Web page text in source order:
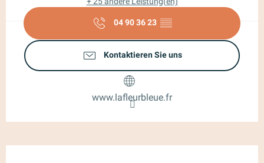
04 90 36 23 ▒▒
Kontaktieren Sie uns
www.lafleurbleue.fr